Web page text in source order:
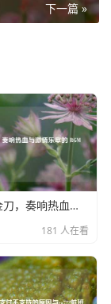
下一篇 »
逆战王子金刀，奏响热血与激情乐章的 BGM
181 人在看